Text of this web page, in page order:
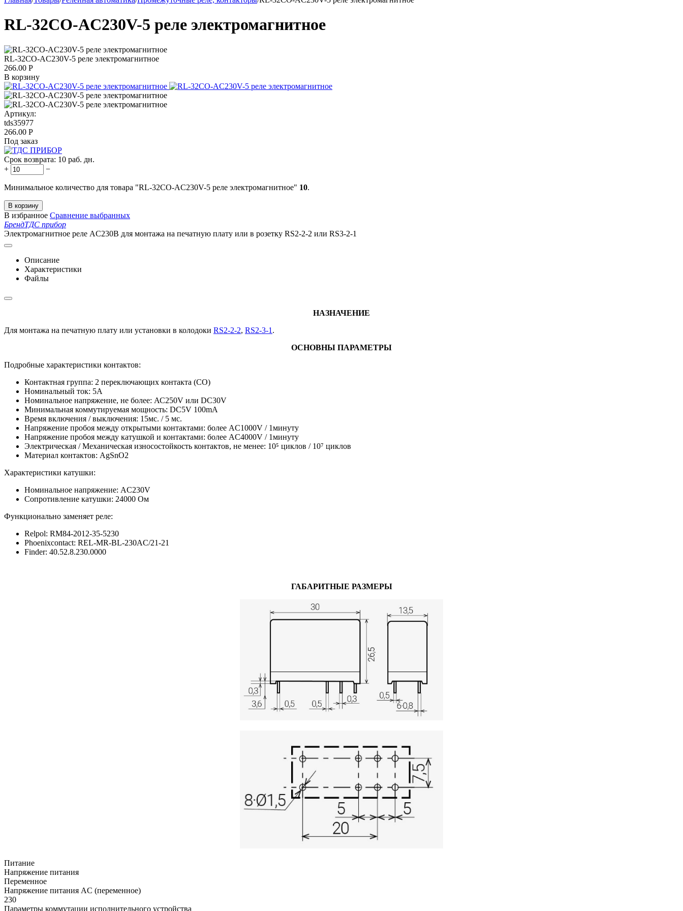
RL-32CO-AC230V-5 реле электромагнитное
RL-32CO-AC230V-5 реле электромагнитное
266.00 Р
В корзину
Артикул:
tds35977
266.00 Р
Под заказ
Срок возврата: 10 раб. дн.
+
−
Минимальное количество для товара "RL-32CO-AC230V-5 реле электромагнитное" 10.
В корзину
В избранное Сравнение выбранных
БрендТДС прибор
Электромагнитное реле AC230В для монтажа на печатную плату или в розетку RS2-2-2 или RS3-2-1
Описание
Характеристики
Файлы
НАЗНАЧЕНИЕ
Для монтажа на печатную плату или установки в колодоки RS2-2-2, RS2-3-1 .
ОСНОВНЫ ПАРАМЕТРЫ
Подробные характеристики контактов:
Контактная группа: 2 переключающих контакта (СО)
Номинальный ток: 5А
Номинальное напряжение, не более: АС250V или DC30V
Минимальная коммутируемая мощность: DC5V 100mA
Время включения / выключения: 15мс. / 5 мс.
Напряжение пробоя между открытыми контактами: более AC1000V / 1минуту
Напряжение пробоя между катушкой и контактами: более AC4000V / 1минуту
Электрическая / Механическая износостойкость контактов, не менее: 10⁵ циклов / 10⁷ циклов
Материал контактов: AgSnO2
Характеристики катушки:
Номинальное напряжение: AC230V
Сопротивление катушки: 24000 Ом
Функционально заменяет реле:
Relpol: RM84-2012-35-5230
Phoenixcontact: REL-MR-BL-230AC/21-21
Finder: 40.52.8.230.0000
ГАБАРИТНЫЕ РАЗМЕРЫ
Питание
Напряжение питания
Переменное
Напряжение питания AC (переменное)
230
Параметры коммутации исполнительного устройства